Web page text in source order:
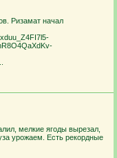
Ризамат начал
мелкие ягоды вырезал,
урожаем. Есть рекордные